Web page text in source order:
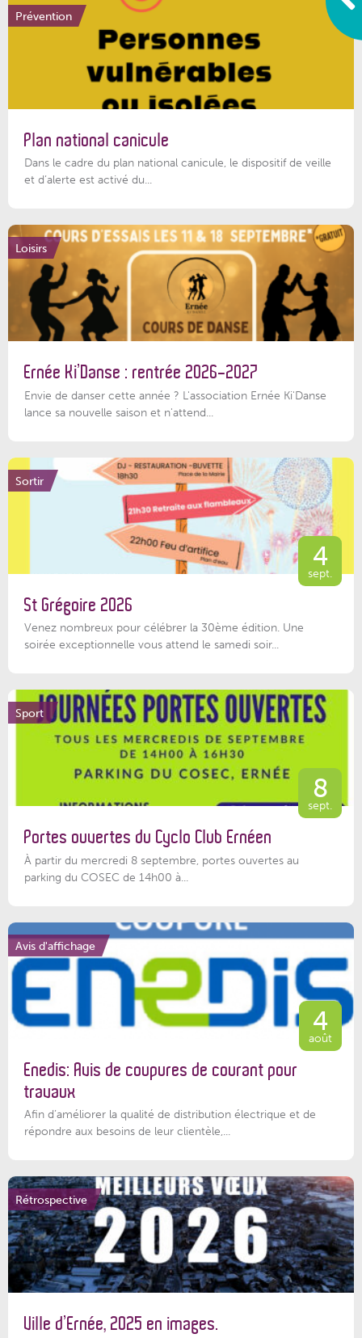
Prévention
Plan national canicule
Dans le cadre du plan national canicule, le dispositif de veille
et d’alerte est activé du...
Loisirs
Ernée Ki’Danse : rentrée 2026-2027
Envie de danser cette année ? L'association Ernée Ki'Danse
lance sa nouvelle saison et n'attend...
Sortir
4
sept.
St Grégoire 2026
Venez nombreux pour célébrer la 30ème édition. Une
soirée exceptionnelle vous attend le samedi soir...
Sport
8
sept.
Portes ouvertes du Cyclo Club Ernéen
À partir du mercredi 8 septembre, portes ouvertes au
parking du COSEC de 14h00 à...
Avis d'affichage
4
août
Enedis: Avis de coupures de courant pour
travaux
Afin d’améliorer la qualité de distribution électrique et de
répondre aux besoins de leur clientèle,...
Rétrospective
Ville d’Ernée, 2025 en images.